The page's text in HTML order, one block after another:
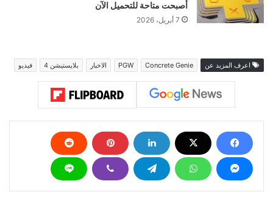
أصبحت متاحة للتحميل الآن
7 أبريل، 2026
اعرف المزيد عن Concrete Genie
PGW الاخبار بلايستيشن 4 فيديو